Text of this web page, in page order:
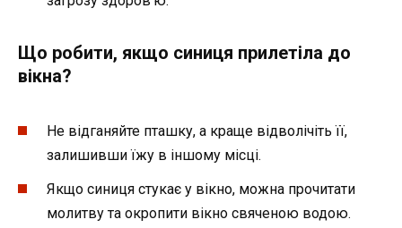
Що робити, якщо синиця прилетіла до
вікна?
Не відганяйте пташку, а краще відволічіть її,
залишивши їжу в іншому місці.
Якщо синиця стукає у вікно, можна прочитати
молитву та окропити вікно свяченою водою.